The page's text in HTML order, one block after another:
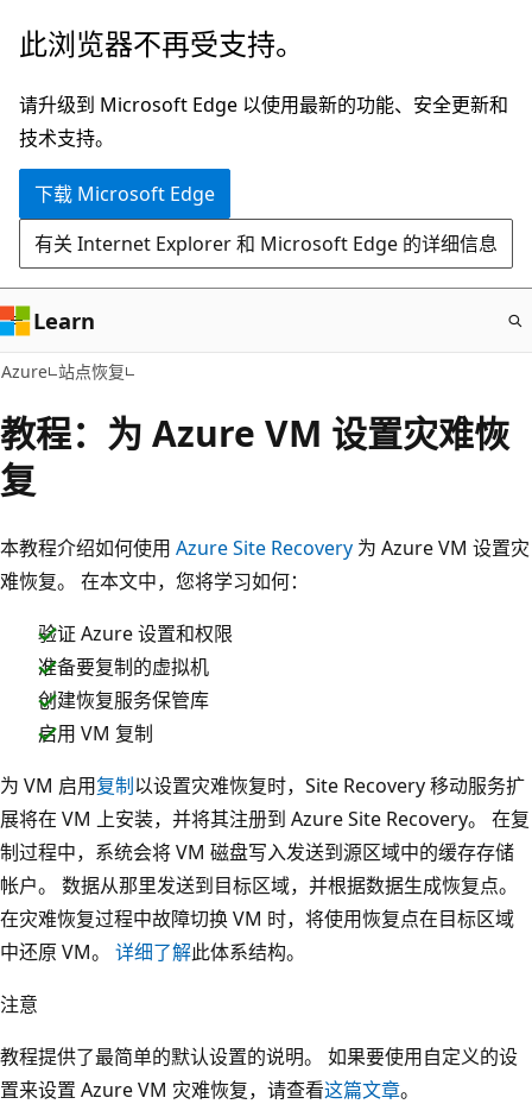
跳
主
要
内
此浏览器不再受支持。
请升级到 Microsoft Edge 以使用最新的功能、安全更新和
技术支持。
下载 Microsoft Edge
有关 Internet Explorer 和 Microsoft Edge 的详细信息
Learn
Azure 站点恢复
教程：为 Azure VM 设置灾难恢
复
本教程介绍如何使用 Azure Site Recovery 为 Azure VM 设置灾
难恢复。 在本文中，您将学习如何：
验证 Azure 设置和权限
准备要复制的虚拟机
创建恢复服务保管库
启用 VM 复制
为 VM 启用复制以设置灾难恢复时，Site Recovery 移动服务扩
展将在 VM 上安装，并将其注册到 Azure Site Recovery。 在复
制过程中，系统会将 VM 磁盘写入发送到源区域中的缓存存储
帐户。 数据从那里发送到目标区域，并根据数据生成恢复点。
在灾难恢复过程中故障切换 VM 时，将使用恢复点在目标区域
中还原 VM。 详细了解此体系结构。
注意
教程提供了最简单的默认设置的说明。 如果要使用自定义的设
置来设置 Azure VM 灾难恢复，请查看这篇文章。